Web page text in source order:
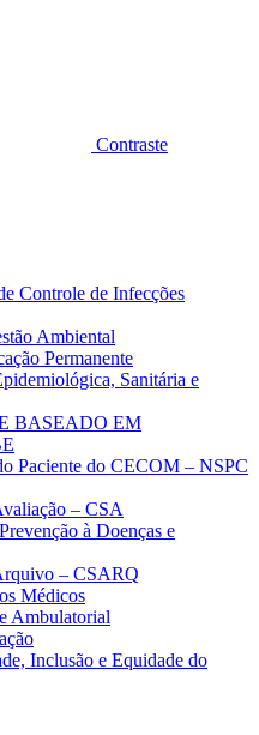
Contraste
Controle de Infecções
Ambiental
Permanente
Sanitária e
BASEADO EM
Paciente do CECOM – NSPC
– CSA
à Doenças e
– CSARQ
Médicos
Ambulatorial
Inclusão e Equidade do